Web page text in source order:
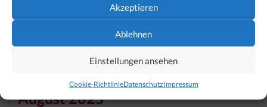
Akzeptieren
Ablehnen
Einstellungen ansehen
Cookie-RichtlinieDatenschutzImpressum
Veranstaltungen & Termine
13. Lech Classic Festival: 3. bis 10.
August 2025